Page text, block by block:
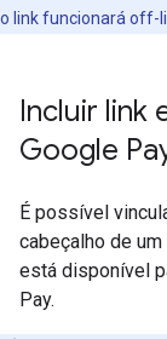
o link funcionará off-
Incluir link
Google
É possível
cabeçalho de
está disponível
Pay.